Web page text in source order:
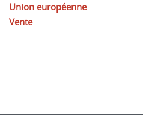
Union européenne
Vente